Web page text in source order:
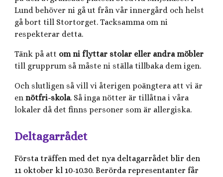
Lund behöver ni gå ut från vår innergård och helst
gå bort till Stortorget. Tacksamma om ni
respekterar detta.
Tänk på att om ni flyttar stolar eller andra möbler
till grupprum så måste ni ställa tillbaka dem igen.
Och slutligen så vill vi återigen poängtera att vi är
ennötfri-skola. Så inga nötter är tillåtna i våra
lokaler då det finns personer som är allergiska.
Deltagarrådet
Första träffen med det nya deltagarrådet blir den
11 oktober kl 10-10.30. Berörda representanter får